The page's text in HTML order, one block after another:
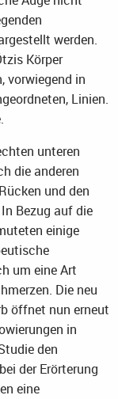
werden.
Körper
vorwiegend in
Linien.
unteren
die anderen
und den
Bezug auf die
einige
um eine Art
Die neu
öffnet nun erneut
in
den
der Erörterung
eine